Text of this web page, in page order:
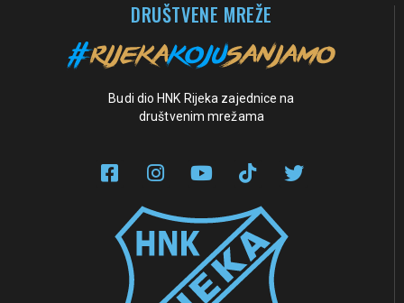
DRUŠTVENE MREŽE
Budi dio HNK Rijeka zajednice na
društvenim mrežama